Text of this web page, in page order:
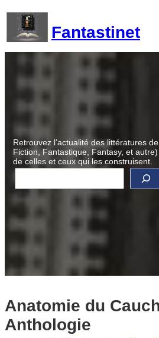
contenu
Fantastinet
Retrouvez l’actualité des littératures
Fiction, Fantastique, Fantasy, et
de celles et ceux qui les construisent.
R
c
r
r
Anatomie du
Anthologie